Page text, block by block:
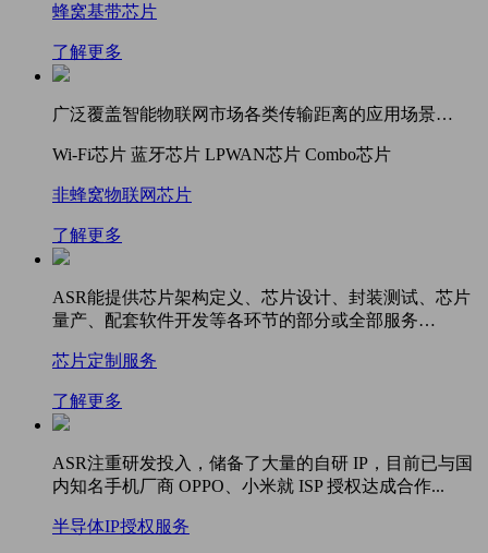
蜂窝基带芯片
了解更多
广泛覆盖智能物联网市场各类传输距离的应用场景…
Wi-Fi芯片 蓝牙芯片 LPWAN芯片 Combo芯片
非蜂窝物联网芯片
了解更多
ASR能提供芯片架构定义、芯片设计、封装测试、芯片
量产、配套软件开发等各环节的部分或全部服务…
芯片定制服务
了解更多
ASR注重研发投入，储备了大量的自研 IP，目前已与国
内知名手机厂商 OPPO、小米就 ISP 授权达成合作...
半导体IP授权服务